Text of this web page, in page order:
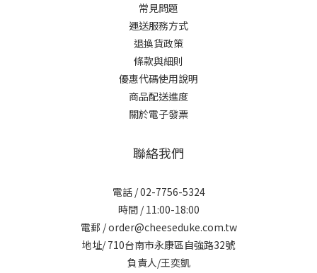
常見問題
運送服務方式
退換貨政策
條款與細則
優惠代碼使用說明
商品配送進度
關於電子發票
聯絡我們
電話 / 02-7756-5324
時間 / 11:00-18:00
電郵 / order@cheeseduke.com.tw
地址/ 710台南市永康區自強路32號
負責人/王奕凱